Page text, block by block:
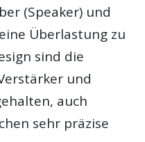
(Speaker) und
Überlastung zu
sind die
und
auch
sehr präzise